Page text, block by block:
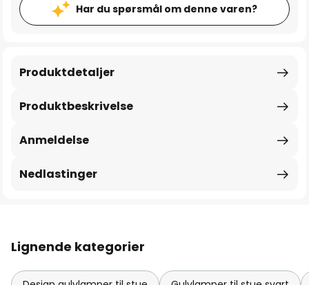
Har du spørsmål om denne varen?
Produktbeskrivelse
Produktdetaljer
Anmeldelse
Nedlastinger
Lignende kategorier